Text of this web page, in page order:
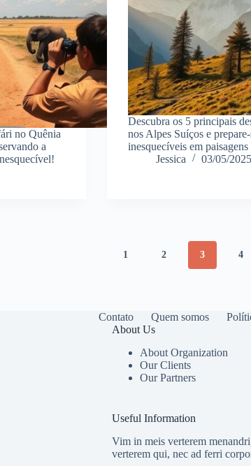
no Quênia
a
Descubra os 5 principais
nos Alpes Suíços e
inesquecíveis em
Jessica
03/05/2025
1 2 3 4
Contato Quem somos
About Us
About Organization
Our Clients
Our Partners
Useful Information
Vim in meis verterem
verterem qui, nec ad ferri